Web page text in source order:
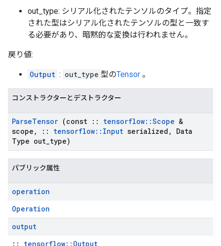
out_type: シリアル化されたテンソルのタイプ。指定
された型はシリアル化されたテンソルの型と一致す
る必要があり、暗黙的な変換は行われません。
戻り値:
Output : out_type 型のTensor 。
コンストラクターとデストラクター
ParseTensor (const :: tensorflow::Scope &
scope , :: tensorflow:: Input serialized ,
Data
Type out type)
パブリック属性
operation
Operation
output
:: tensorflow::Output